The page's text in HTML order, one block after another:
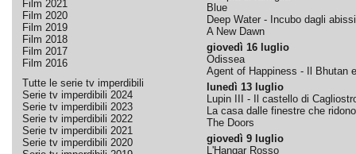
Film 2021
Film 2020
Film 2019
Film 2018
Film 2017
Film 2016
Tutte le serie tv imperdibili
Serie tv imperdibili 2024
Serie tv imperdibili 2023
Serie tv imperdibili 2022
Serie tv imperdibili 2021
Serie tv imperdibili 2020
Blue
Deep Water - Incubo dagli abissi
A New Dawn
giovedì 16 luglio
Odissea
Agent of Happiness - Il Bhutan
lunedì 13 luglio
Lupin III - Il castello di
La casa dalle finestre che ridono
The Doors
giovedì 9 luglio
L'Hangar Rosso